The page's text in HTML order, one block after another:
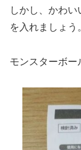
しかし、かわ
を入れましょう
モンスターボー